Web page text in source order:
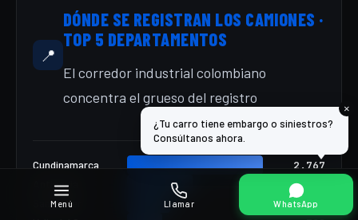
📍
DÓNDE SE REGISTRAN LOS CAMIONES ·
TOP 5 DEPARTAMENTOS
El corredor industrial colombiano
concentra el grueso del registro
Cundinamarca
2.767
Antioquia
~1.330
Santander
~885
×
¿Tu carro tiene embargo o siniestros?
Consúltanos ahora.
Menú Llamar WhatsApp